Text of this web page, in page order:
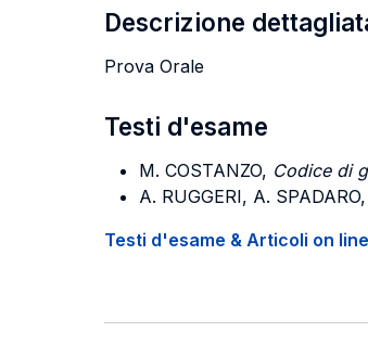
Descrizione
Prova Orale
Testi d'esame
M. COSTANZO, Codice di
A. RUGGERI, A. SPADARO,
Testi d'esame & Articoli on